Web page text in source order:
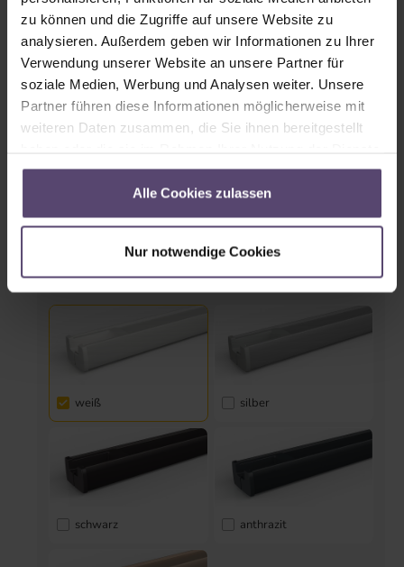
zu können und die Zugriffe auf unsere Website zu
analysieren. Außerdem geben wir Informationen zu Ihrer
Verwendung unserer Website an unsere Partner für
soziale Medien, Werbung und Analysen weiter. Unsere
Partner führen diese Informationen möglicherweise mit
weiteren Daten zusammen, die Sie ihnen bereitgestellt
gesammelt haben.
Alle Cookies zulassen
Nur notwendige Cookies
weiß silber
schwarz anthrazit